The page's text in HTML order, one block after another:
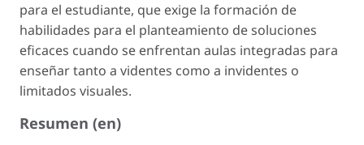
para el estudiante, que exige la formación de
habilidades para el planteamiento de soluciones
eficaces cuando se enfrentan aulas integradas para
enseñar tanto a videntes como a invidentes o
limitados visuales.
Resumen (en)